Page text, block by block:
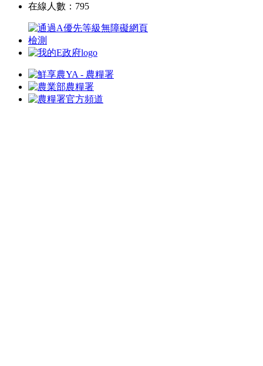
在線人數： 795